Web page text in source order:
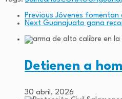
Previous Jóvenes fomentan
Next Guanajuato gana
Detienen a
30 abril, 2026